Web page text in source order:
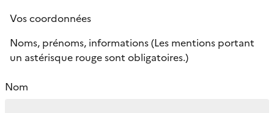
Vos coordonnées
Noms, prénoms, informations (Les mentions portant
un astérisque rouge sont obligatoires.)
Nom